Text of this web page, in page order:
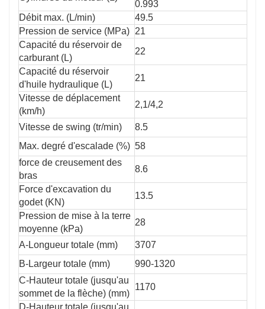
0.993
Débit max. (L/min)
49.5
Pression de service (MPa) 21
Capacité du réservoir de
carburant (L)
22
Capacité du réservoir
d'huile hydraulique (L)
21
Vitesse de déplacement
(km/h)
2,1/4,2
Vitesse de swing (tr/min)
8.5
Max. degré d'escalade (%) 58
force de creusement des
bras
8.6
Force d'excavation du
godet (KN)
13.5
Pression de mise à la terre
moyenne (kPa)
28
A-Longueur totale (mm)
3707
B-Largeur totale (mm)
990-1320
C-Hauteur totale (jusqu'au
sommet de la flèche) (mm)
1170
D-Hauteur totale (jusqu'au